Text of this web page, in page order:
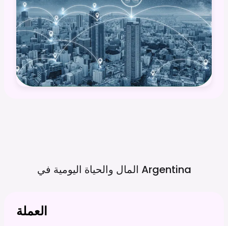
المال والحياة اليومية في Argentina
العملة